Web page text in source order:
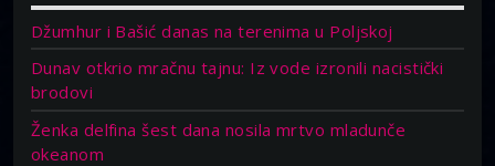
Džumhur i Bašić danas na terenima u Poljskoj
Dunav otkrio mračnu tajnu: Iz vode izronili nacistički
brodovi
Ženka delfina šest dana nosila mrtvo mladunče
okeanom